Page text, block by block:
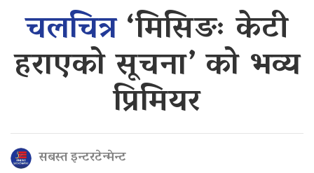
चलचित्र‘मिसिङः केटी
हराएको सूचना’ को भव्य
प्रिमियर
सबस्त इन्टरटेन्मेन्ट